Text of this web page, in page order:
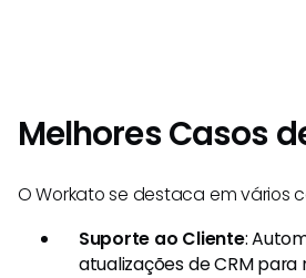
Melhores Casos
O Workato se destaca em vários
Suporte ao Cliente:
atualizações de CRM